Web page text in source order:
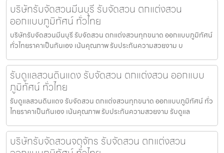
บริษัทรับจัดสวนมีนบุรี รับจัดสวน ตกแต่งสวน
ออกแบบภูมิทัศน์ ทั่วไทย
บริษัทรับจัดสวนมีนบุรี รับจัดสวน ตกแต่งสวนทุกขนาด ออกแบบภูมิทัศน์
ทั่วไทยราคาเป็นกันเอง เน้นคุณภาพ รับประกันความสวยงาม บ
รับดูแลสวนดินแดง รับจัดสวน ตกแต่งสวน ออกแบบ
ภูมิทัศน์ ทั่วไทย
รับดูแลสวนดินแดง รับจัดสวน ตกแต่งสวนทุกขนาด ออกแบบภูมิทัศน์ ทั่ว
ไทยราคาเป็นกันเอง เน้นคุณภาพ รับประกันความสวยงาม รับดูแล
บริษัทรับจัดสวนจตุจักร รับจัดสวน ตกแต่งสวน